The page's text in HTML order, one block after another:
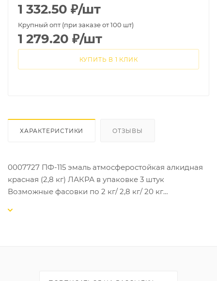
1 332.50 ₽/шт
Крупный опт (при заказе от 100 шт)
1 279.20 ₽/шт
КУПИТЬ В 1 КЛИК
ХАРАКТЕРИСТИКИ ОТЗЫВЫ
0007727 ПФ-115 эмаль атмосферостойкая алкидная
красная (2,8 кг) ЛАКРА в упаковке 3 штук
Возможные фасовки по 2 кг/ 2,8 кг/ 20 кг